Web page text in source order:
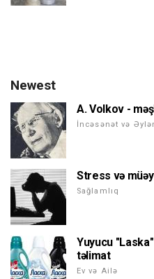
Newest
A. Volkov -
İncəsənət və
Stress və
Sağlamlıq
Yuyucu
təlimat
Ev və Ailə